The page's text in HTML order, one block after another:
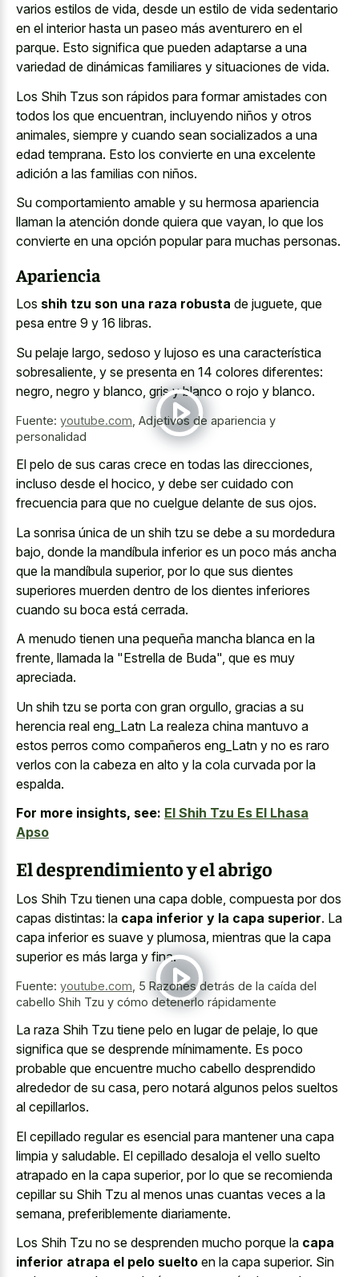
varios estilos de vida, desde un estilo de vida sedentario
en el interior hasta un paseo más aventurero en el
parque. Esto significa que pueden adaptarse a una
variedad de dinámicas familiares y situaciones de vida.
Los Shih Tzus son rápidos para formar amistades con
todos los que encuentran, incluyendo niños y otros
animales, siempre y cuando sean socializados a una
edad temprana. Esto los convierte en una excelente
adición a las familias con niños.
Su comportamiento amable y su hermosa apariencia
llaman la atención donde quiera que vayan, lo que los
convierte en una opción popular para muchas personas.
Apariencia
Los shih tzu son una raza robusta de juguete, que
pesa entre 9 y 16 libras.
Su pelaje largo, sedoso y lujoso es una característica
sobresaliente, y se presenta en 14 colores diferentes:
negro, negro y blanco, gris y blanco o rojo y blanco.
Fuente: youtube.com Adjetivos de apariencia y
personalidad
El pelo de sus caras crece en todas las direcciones,
incluso desde el hocico, y debe ser cuidado con
frecuencia para que no cuelgue delante de sus ojos.
La sonrisa única de un shih tzu se debe a su mordedura
bajo, donde la mandíbula inferior es un poco más ancha
que la mandíbula superior, por lo que sus dientes
superiores muerden dentro de los dientes inferiores
cuando su boca está cerrada.
A menudo tienen una pequeña mancha blanca en la
frente, llamada la "Estrella de Buda", que es muy
apreciada.
Un shih tzu se porta con gran orgullo, gracias a su
herencia real eng_Latn La realeza china mantuvo a
estos perros como compañeros eng_Latn y no es raro
verlos con la cabeza en alto y la cola curvada por la
espalda.
For more insights, see: El Shih Tzu Es El Lhasa
Apso
El desprendimiento y el abrigo
Los Shih Tzu tienen una capa doble, compuesta por dos
capas distintas: la capa inferior y la capa superior. La
capa inferior es suave y plumosa, mientras que la capa
superior es más larga y fina.
Fuente: youtube.com 5 Razones detrás de la caída del
cabello Shih Tzu y cómo detenerlo rápidamente
La raza Shih Tzu tiene pelo en lugar de pelaje, lo que
significa que se desprende mínimamente. Es poco
probable que encuentre mucho cabello desprendido
alrededor de su casa, pero notará algunos pelos sueltos
al cepillarlos.
El cepillado regular es esencial para mantener una capa
limpia y saludable. El cepillado desaloja el vello suelto
atrapado en la capa superior, por lo que se recomienda
cepillar su Shih Tzu al menos unas cuantas veces a la
semana, preferiblemente diariamente.
Los Shih Tzu no se desprenden mucho porque la capa
inferior atrapa el pelo suelto en la capa superior. Sin